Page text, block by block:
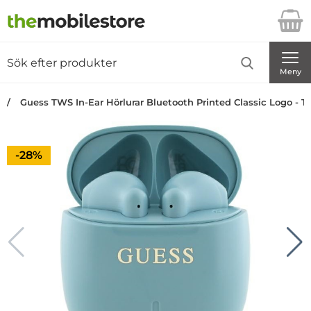
Startsidan för Danira Telecom AB
Meny
Guess TWS In-Ear Hörlurar Bluetooth Printed Classic Logo -
Priset är nedsatt med
-28%